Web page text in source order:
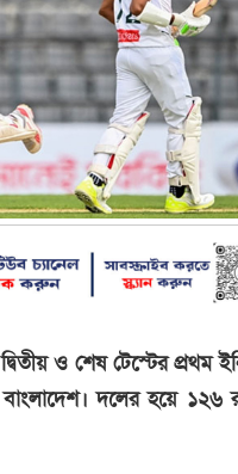
ও শেষ টেস্টের প্রথম
দলের হয়ে ১২৬